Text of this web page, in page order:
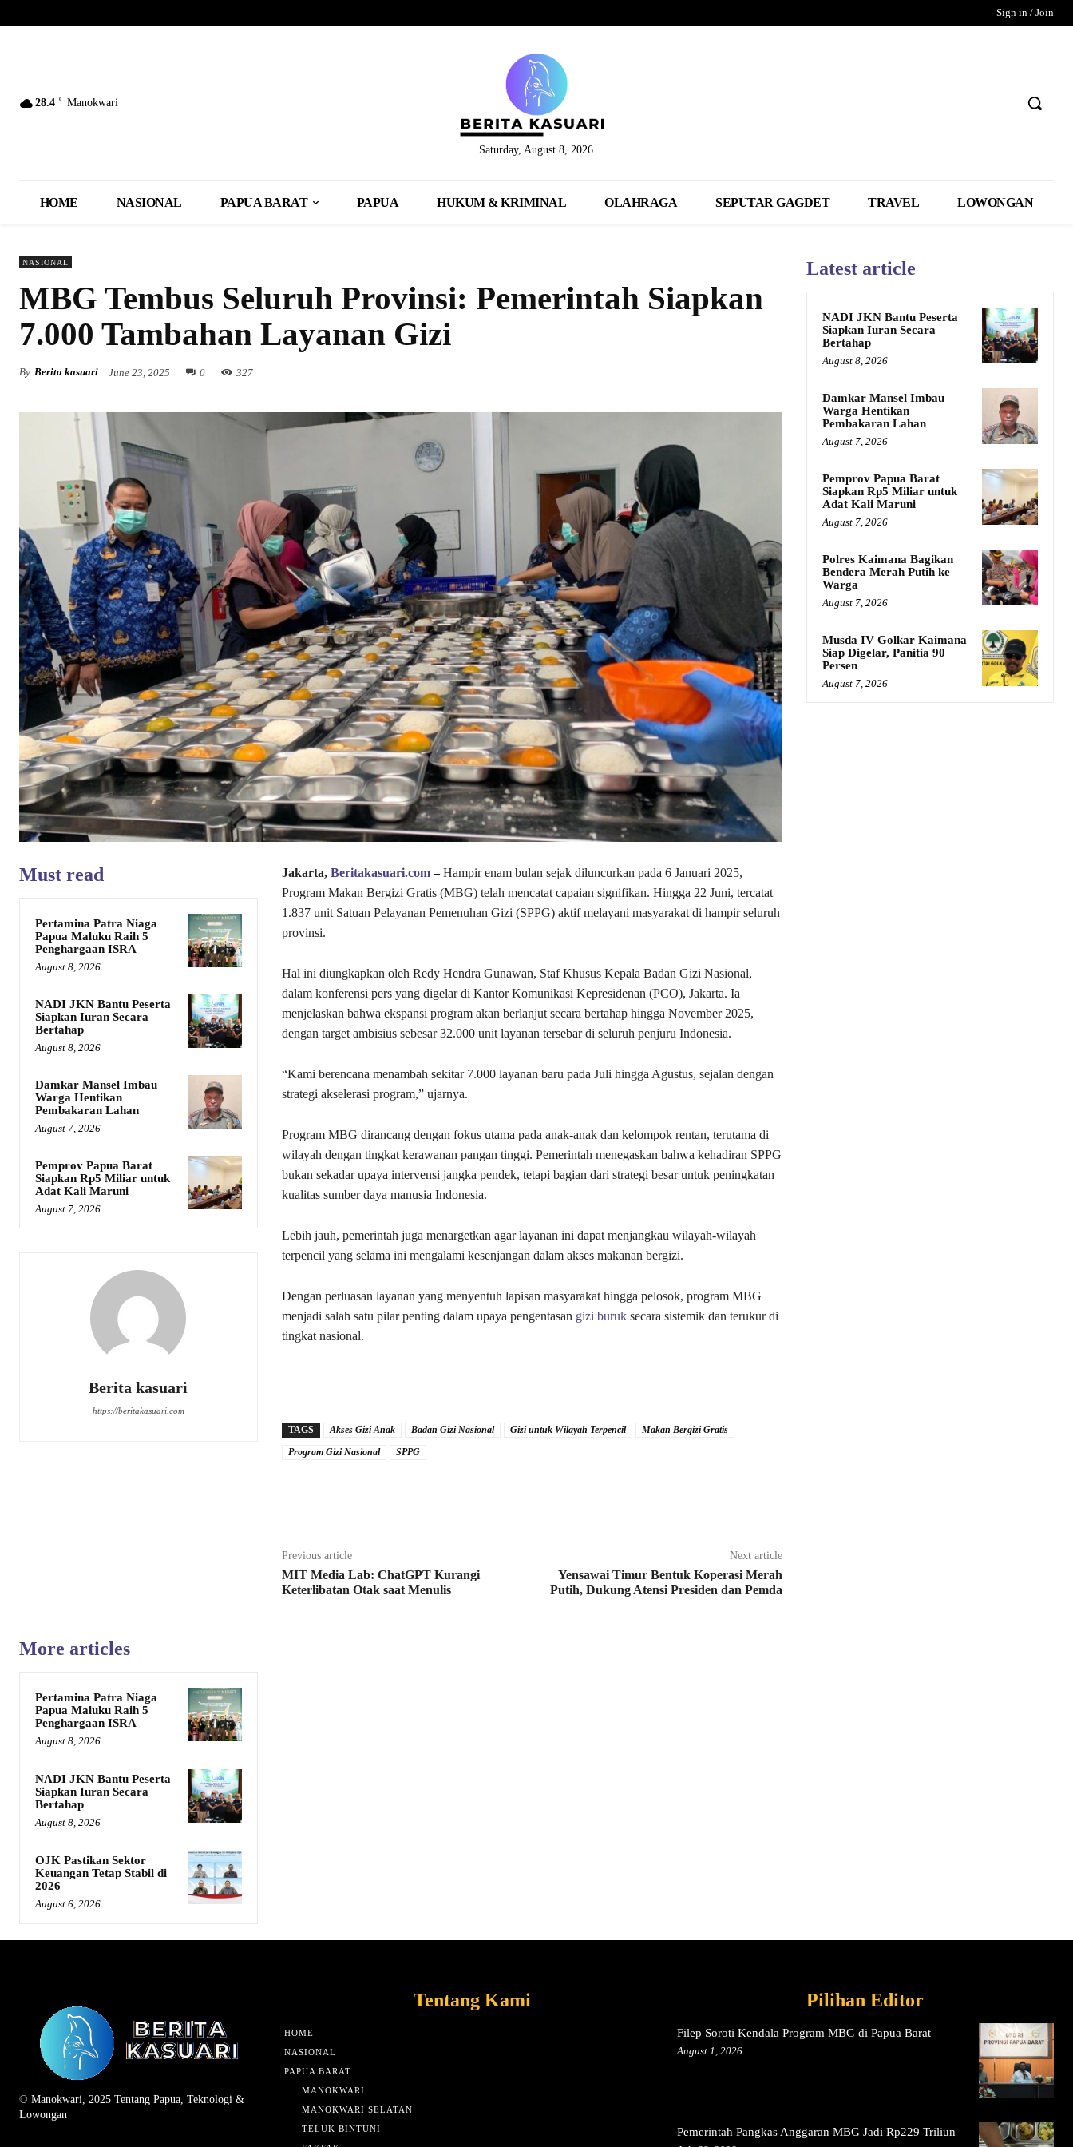
Sign in / Join
28.4 C Manokwari
Saturday, August 8, 2026
HOME NASIONAL PAPUA BARAT PAPUA HUKUM & KRIMINAL OLAHRAGA SEPUTAR GAGDET TRAVEL LOWONGAN
NASIONAL
MBG Tembus Seluruh Provinsi: Pemerintah Siapkan
7.000 Tambahan Layanan Gizi
By Berita kasuari June 23, 2025 0 327
Must read
Pertamina Patra Niaga
Papua Maluku Raih 5
Penghargaan ISRA
August 8, 2026
NADI JKN Bantu Peserta
Siapkan Iuran Secara
Bertahap
August 8, 2026
Damkar Mansel Imbau
Warga Hentikan
Pembakaran Lahan
August 7, 2026
Pemprov Papua Barat
Siapkan Rp5 Miliar untuk
Adat Kali Maruni
August 7, 2026
Berita kasuari
https://beritakasuari.com
Jakarta, Beritakasuari.com–Hampir enam bulan sejak diluncurkan pada 6 Januari 2025,
Program Makan Bergizi Gratis (MBG) telah mencatat capaian signifikan. Hingga 22 Juni, tercatat
1.837 unit Satuan Pelayanan Pemenuhan Gizi (SPPG) aktif melayani masyarakat di hampir seluruh
provinsi.
Hal ini diungkapkan oleh Redy Hendra Gunawan, Staf Khusus Kepala Badan Gizi Nasional,
dalam konferensi pers yang digelar di Kantor Komunikasi Kepresidenan (PCO), Jakarta. Ia
menjelaskan bahwa ekspansi program akan berlanjut secara bertahap hingga November 2025,
dengan target ambisius sebesar 32.000 unit layanan tersebar di seluruh penjuru Indonesia.
“Kami berencana menambah sekitar 7.000 layanan baru pada Juli hingga Agustus, sejalan dengan
strategi akselerasi program,” ujarnya.
Program MBG dirancang dengan fokus utama pada anak-anak dan kelompok rentan, terutama di
wilayah dengan tingkat kerawanan pangan tinggi. Pemerintah menegaskan bahwa kehadiran SPPG
bukan sekadar upaya intervensi jangka pendek, tetapi bagian dari strategi besar untuk peningkatan
kualitas sumber daya manusia Indonesia.
Lebih jauh, pemerintah juga menargetkan agar layanan ini dapat menjangkau wilayah-wilayah
terpencil yang selama ini mengalami kesenjangan dalam akses makanan bergizi.
Dengan perluasan layanan yang menyentuh lapisan masyarakat hingga pelosok, program MBG
menjadi salah satu pilar penting dalam upaya pengentasan gizi buruksecara sistemik dan terukur di
tingkat nasional.
TAGS Akses Gizi Anak Badan Gizi Nasional Gizi untuk Wilayah Terpencil
Makan Bergizi Gratis
Program Gizi Nasional
SPPG
Previous article
MIT Media Lab: ChatGPT Kurangi
Keterlibatan Otak saat Menulis
Next article
Yensawai Timur Bentuk Koperasi Merah
Putih, Dukung Atensi Presiden dan Pemda
More articles
Pertamina Patra Niaga
Papua Maluku Raih 5
Penghargaan ISRA
August 8, 2026
NADI JKN Bantu Peserta
Siapkan Iuran Secara
Bertahap
August 8, 2026
OJK Pastikan Sektor
Keuangan Tetap Stabil di
2026
August 6, 2026
Latest article
NADI JKN Bantu Peserta
Siapkan Iuran Secara
Bertahap
August 8, 2026
Damkar Mansel Imbau
Warga Hentikan
Pembakaran Lahan
August 7, 2026
Pemprov Papua Barat
Siapkan Rp5 Miliar untuk
Adat Kali Maruni
August 7, 2026
Polres Kaimana Bagikan
Bendera Merah Putih ke
Warga
August 7, 2026
Musda IV Golkar Kaimana
Siap Digelar, Panitia 90
Persen
August 7, 2026
© Manokwari, 2025 Tentang Papua, Teknologi &
Lowongan
Tentang Kami
HOME
NASIONAL
PAPUA BARAT
MANOKWARI
MANOKWARI SELATAN
TELUK BINTUNI
Pilihan Editor
Filep Soroti Kendala Program MBG di Papua Barat
August 1, 2026
Pemerintah Pangkas Anggaran MBG Jadi Rp229 Triliun